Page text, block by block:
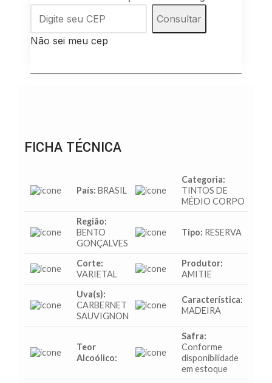
Consultar
Não sei meu cep
FICHA TÉCNICA
País: BRASIL
Categoria:
TINTOS DE
MÉDIO CORPO
Região:
BENTO
GONÇALVES
Tipo: RESERVA
Corte:
VARIETAL
Produtor:
AMITIE
Uva(s):
CARBERNET
SAUVIGNON
Característica:
MADEIRA
Teor
Alcoólico:
Safra:
Conforme
disponibilidade
em estoque